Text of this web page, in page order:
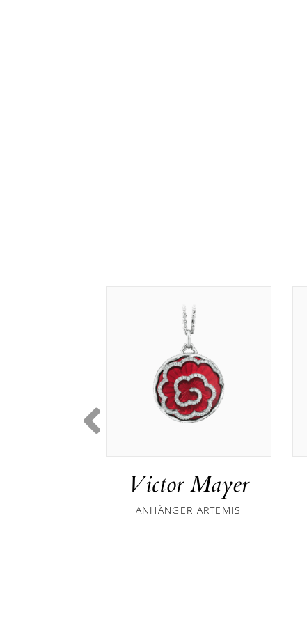
Victor Mayer
ANHÄNGER ARTEMIS